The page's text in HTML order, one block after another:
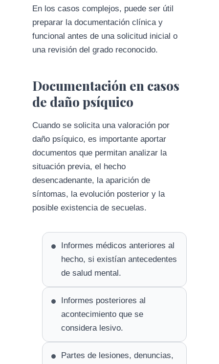
En los casos complejos, puede ser útil
preparar la documentación clínica y
funcional antes de una solicitud inicial o
una revisión del grado reconocido.
Documentación en casos
de daño psíquico
Cuando se solicita una valoración por
daño psíquico, es importante aportar
documentos que permitan analizar la
situación previa, el hecho
desencadenante, la aparición de
síntomas, la evolución posterior y la
posible existencia de secuelas.
Informes médicos anteriores al
hecho, si existían antecedentes
de salud mental.
Informes posteriores al
acontecimiento que se
considera lesivo.
Partes de lesiones, denuncias,